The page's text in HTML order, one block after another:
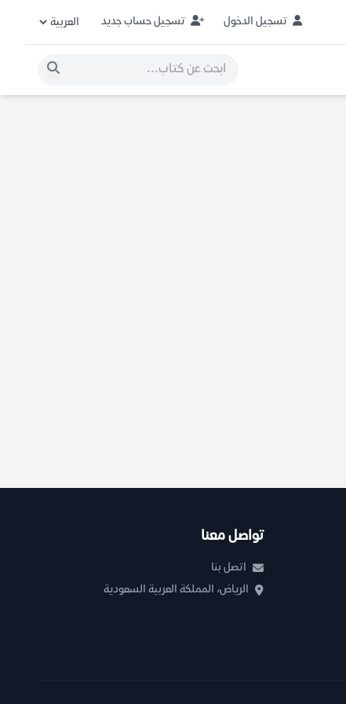
تسجيل الدخول تسجيل حساب جديد
تواصل معنا
اتصل بنا
الرياض، المملكة العربية السعودية